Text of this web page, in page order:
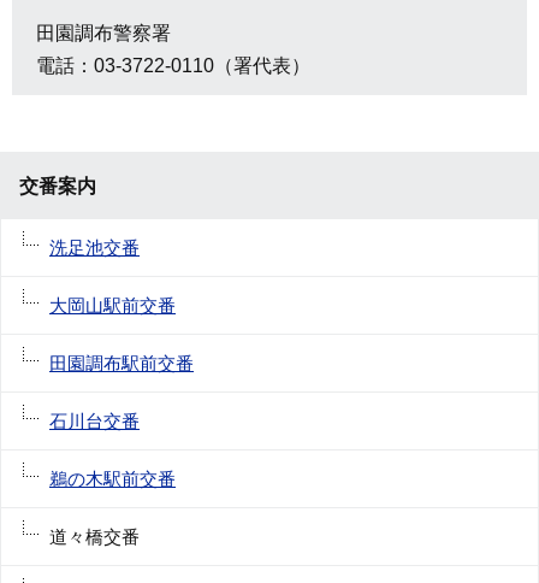
田園調布警察署
電話：03-3722-0110（署代表）
交番案内
洗足池交番
大岡山駅前交番
田園調布駅前交番
石川台交番
鵜の木駅前交番
道々橋交番